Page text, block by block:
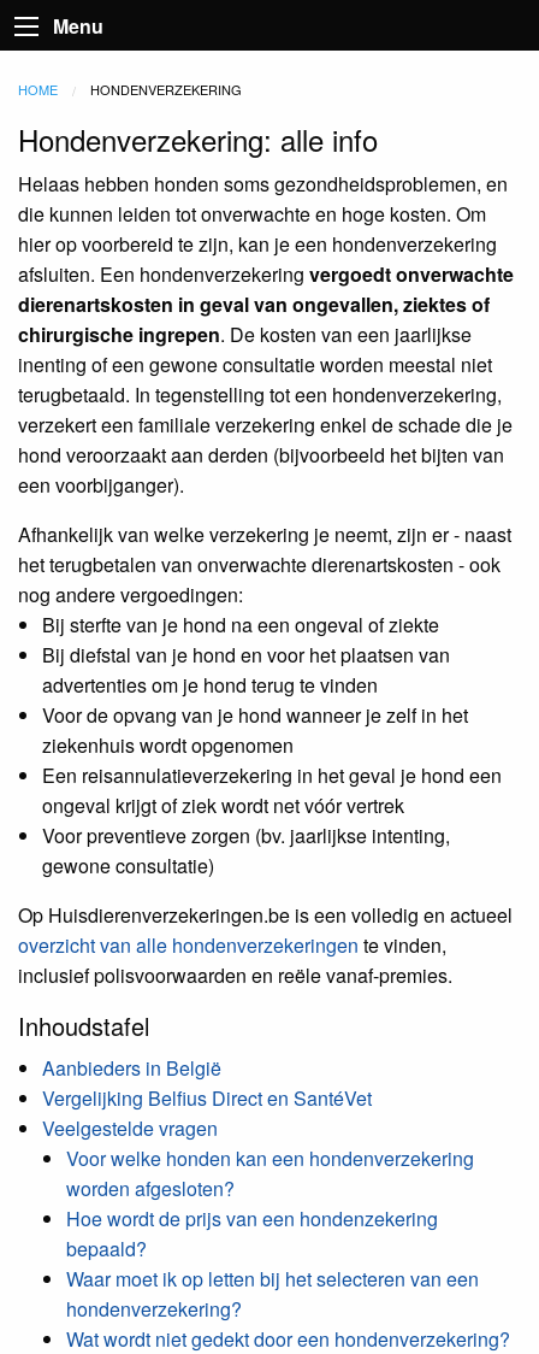
Menu
HOME CURRENT:
HONDENVERZEKERING
Hondenverzekering: alle info
Helaas hebben honden soms gezondheidsproblemen, en
die kunnen leiden tot onverwachte en hoge kosten. Om
hier op voorbereid te zijn, kan je een hondenverzekering
afsluiten. Een hondenverzekering vergoedt onverwachte
dierenartskosten in geval van ongevallen, ziektes of
chirurgische ingrepen. De kosten van een jaarlijkse
inenting of een gewone consultatie worden meestal niet
terugbetaald. In tegenstelling tot een hondenverzekering,
verzekert een familiale verzekering enkel de schade die je
hond veroorzaakt aan derden (bijvoorbeeld het bijten van
een voorbijganger).
Afhankelijk van welke verzekering je neemt, zijn er - naast
het terugbetalen van onverwachte dierenartskosten - ook
nog andere vergoedingen:
Bij sterfte van je hond na een ongeval of ziekte
Bij diefstal van je hond en voor het plaatsen van
advertenties om je hond terug te vinden
Voor de opvang van je hond wanneer je zelf in het
ziekenhuis wordt opgenomen
Een reisannulatieverzekering in het geval je hond een
ongeval krijgt of ziek wordt net vóór vertrek
Voor preventieve zorgen (bv. jaarlijkse intenting,
gewone consultatie)
Op Huisdierenverzekeringen.be is een volledig en actueel
overzicht van alle hondenverzekeringen te vinden,
inclusief polisvoorwaarden en reële vanaf-premies.
Inhoudstafel
Aanbieders in België
Vergelijking Belfius Direct en SantéVet
Veelgestelde vragen
Voor welke honden kan een hondenverzekering
worden afgesloten?
Hoe wordt de prijs van een hondenzekering
bepaald?
Waar moet ik op letten bij het selecteren van een
hondenverzekering?
Wat wordt niet gedekt door een hondenverzekering?